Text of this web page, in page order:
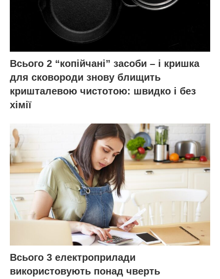
Всього 2 “копійчані” засоби – і кришка
для сковороди знову блищить
кришталевою чистотою: швидко і без
хімії
Всього 3 електроприлади
використовують понад чверть